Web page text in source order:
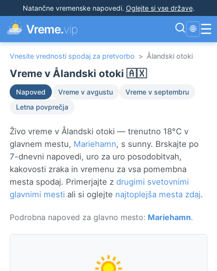
Natančne vremenske napovedi. Oglejte si vse države.
Vreme.vip 🌐 ☰
Vnesite vrednosti spodaj za pretvorbo > Ålandski otoki
Vreme v Ålandski otoki 🇦🇽
Napoved Vreme v avgustu
Vreme v septembru
Letna povprečja
Živo vreme v Ålandski otoki — trenutno 18°C v
glavnem mestu, Mariehamn, s sunny. Brskajte po
7-dnevni napovedi, uro za uro posodobitvah,
kakovosti zraka in vremenu za vsa pomembna
mesta spodaj. Primerjajte z drugimi svetovnimi
glavnimi mesti ali si oglejte najtoplejša mesta zdaj.
Podrobna napoved za glavno mesto: Mariehamn.